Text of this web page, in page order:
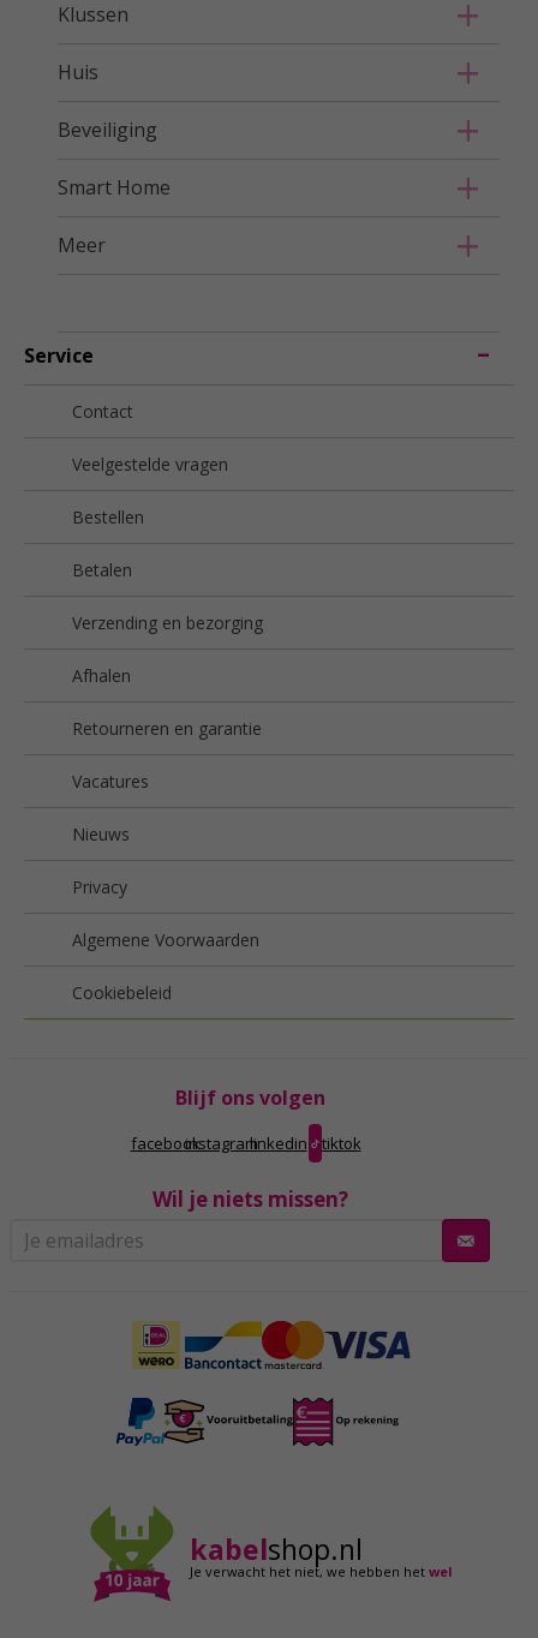
Klussen
Huis
Beveiliging
Smart Home
Meer
Service
Contact
Veelgestelde vragen
Bestellen
Betalen
Verzending en bezorging
Afhalen
Retourneren en garantie
Vacatures
Nieuws
Privacy
Algemene Voorwaarden
Cookiebeleid
Blijf ons volgen
facebookinstagramlinkedin tiktok
Wil je niets missen?
kabelshop.nl
Je verwacht het niet,we hebben hetwel